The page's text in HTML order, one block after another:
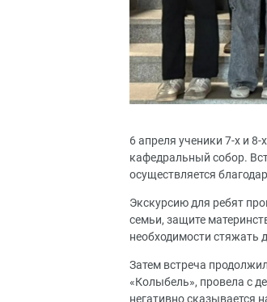
6 апреля ученики 7-х и
кафедральный собор.
осуществляется
Экскурсию для ребят
семьи, защите
необходимости
Затем встреча
«Колыбель», провела с